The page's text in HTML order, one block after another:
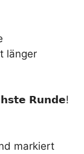
länger
𝗥𝘂𝗻𝗱𝗲!
markiert